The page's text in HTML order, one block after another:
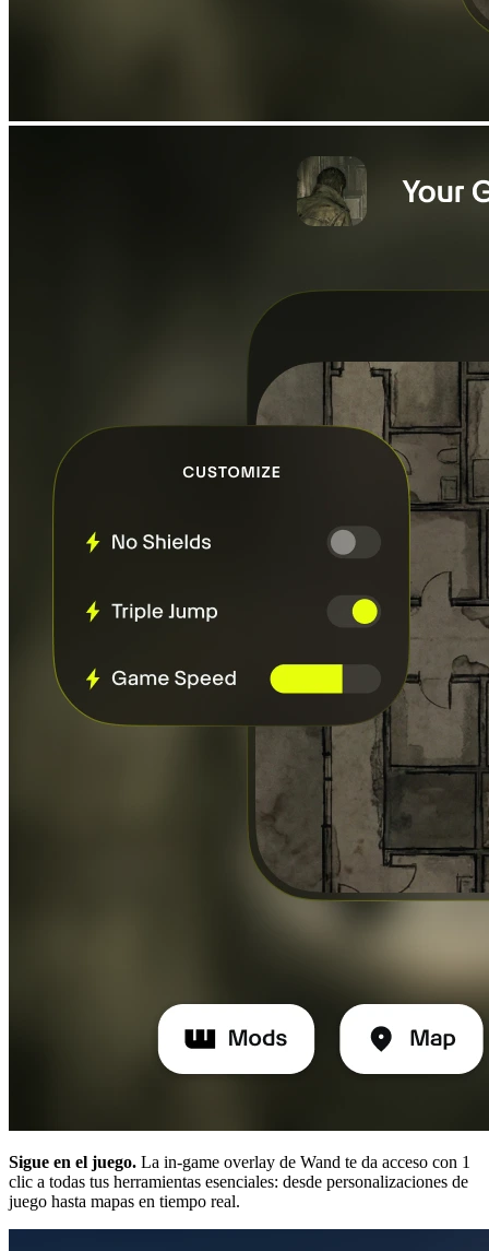
Sigue en el juego. La in-game overlay de Wand te da acceso con 1
clic a todas tus herramientas esenciales: desde personalizaciones de
juego hasta mapas en tiempo real.